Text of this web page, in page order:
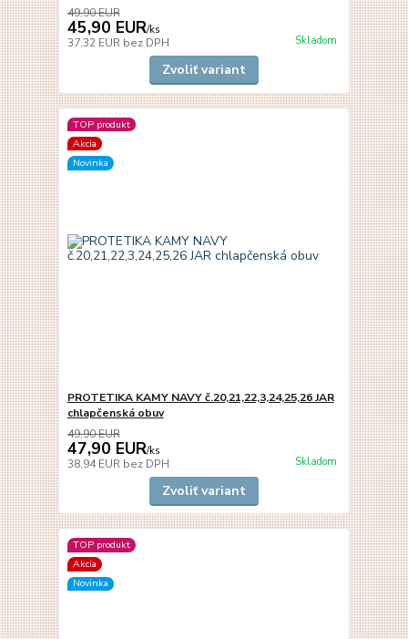
49,90 EUR
45,90 EUR/ks
37,32 EUR bez DPH Skladom
Zvoliť variant
TOP produkt
Akcia
Novinka
PROTETIKA KAMY NAVY č.20,21,22,3,24,25,26 JAR
chlapčenská obuv
49,90 EUR
47,90 EUR/ks
38,94 EUR bez DPH Skladom
Zvoliť variant
TOP produkt
Akcia
Novinka